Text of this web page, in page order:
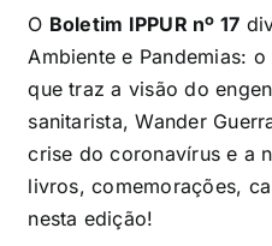
O Boletim IPPUR nº 17
Ambiente e Pandemias:
que traz a visão do
sanitarista, Wander
crise do coronavírus e a
livros, comemorações,
nesta edição!